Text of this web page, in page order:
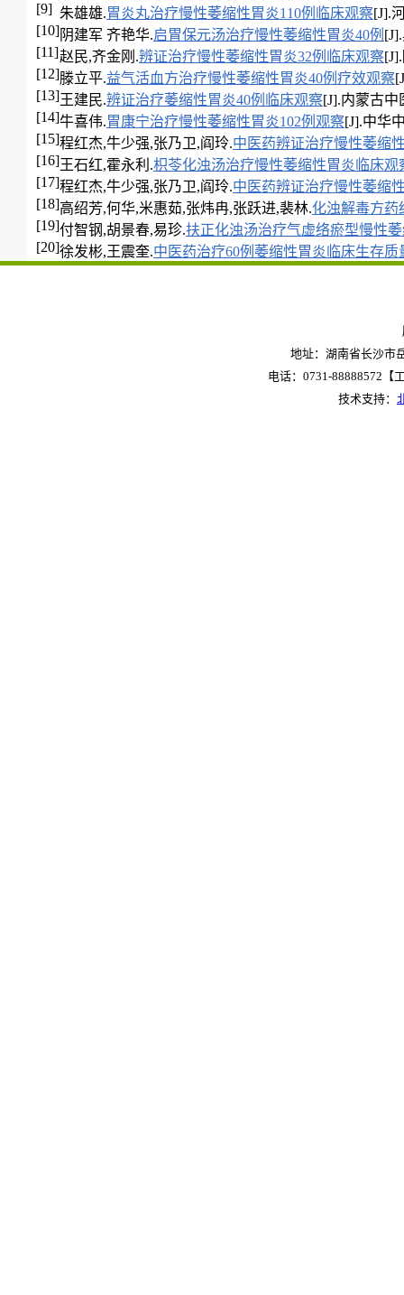
[9] 朱雄雄.胃炎丸治疗慢性萎缩性胃炎110例临床观察[J].
[10]阴建军 齐艳华.启胃保元汤治疗慢性萎缩性胃炎40例
[11]赵民,齐金刚.辨证治疗慢性萎缩性胃炎32例临床观察
[12]滕立平.益气活血方治疗慢性萎缩性胃炎40例疗效观察
[13]王建民.辨证治疗萎缩性胃炎40例临床观察[J].内蒙古中
[14]牛喜伟.胃康宁治疗慢性萎缩性胃炎102例观察[J].中华
[15]程红杰,牛少强,张乃卫,阎玲.中医药辨证治疗慢性萎缩
[16]王石红,霍永利.枳苓化浊汤治疗慢性萎缩性胃炎临床观
[17]程红杰,牛少强,张乃卫,阎玲.中医药辨证治疗慢性萎缩
[18]高绍芳,何华,米惠茹,张炜冉,张跃进,裴林.化浊解毒方药
[19]付智钢,胡景春,易珍.扶正化浊汤治疗气虚络瘀型慢性
[20]徐发彬,王震奎.中医药治疗60例萎缩性胃炎临床生存质
地址：湖南省长沙市
电话：0731-88888572【
技术支持：